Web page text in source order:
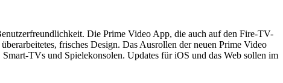
Die Prime Video App, die auch auf den Fire-TV-
frisches Design. Das Ausrollen der neuen Prime Video
TVs und Spielekonsolen. Updates für iOS und das Web sollen im